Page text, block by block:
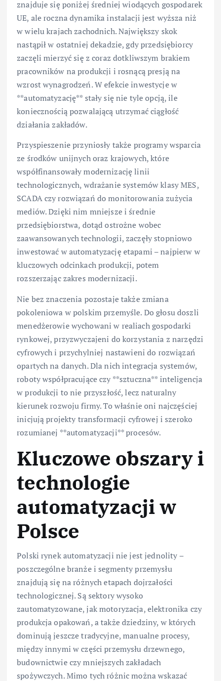
znajduje się poniżej średniej wiodących gospodarek
UE, ale roczna dynamika instalacji jest wyższa niż
w wielu krajach zachodnich. Największy skok
nastąpił w ostatniej dekadzie, gdy przedsiębiorcy
zaczęli mierzyć się z coraz dotkliwszym brakiem
pracowników na produkcji i rosnącą presją na
wzrost wynagrodzeń. W efekcie inwestycje w
**automatyzację** stały się nie tyle opcją, ile
koniecznością pozwalającą utrzymać ciągłość
działania zakładów.
Przyspieszenie przyniosły także programy wsparcia
ze środków unijnych oraz krajowych, które
współfinansowały modernizację linii
technologicznych, wdrażanie systemów klasy MES,
SCADA czy rozwiązań do monitorowania zużycia
mediów. Dzięki nim mniejsze i średnie
przedsiębiorstwa, dotąd ostrożne wobec
zaawansowanych technologii, zaczęły stopniowo
inwestować w automatyzację etapami – najpierw w
kluczowych odcinkach produkcji, potem
rozszerzając zakres modernizacji.
Nie bez znaczenia pozostaje także zmiana
pokoleniowa w polskim przemyśle. Do głosu doszli
menedżerowie wychowani w realiach gospodarki
rynkowej, przyzwyczajeni do korzystania z narzędzi
cyfrowych i przychylniej nastawieni do rozwiązań
opartych na danych. Dla nich integracja systemów,
roboty współpracujące czy **sztuczna** inteligencja
w produkcji to nie przyszłość, lecz naturalny
kierunek rozwoju firmy. To właśnie oni najczęściej
inicjują projekty transformacji cyfrowej i szeroko
rozumianej **automatyzacji** procesów.
Kluczowe obszary i
technologie
automatyzacji w
Polsce
Polski rynek automatyzacji nie jest jednolity –
poszczególne branże i segmenty przemysłu
znajdują się na różnych etapach dojrzałości
technologicznej. Są sektory wysoko
zautomatyzowane, jak motoryzacja, elektronika czy
produkcja opakowań, a także dziedziny, w których
dominują jeszcze tradycyjne, manualne procesy,
między innymi w części przemysłu drzewnego,
budownictwie czy mniejszych zakładach
spożywczych. Mimo tych różnic można wskazać